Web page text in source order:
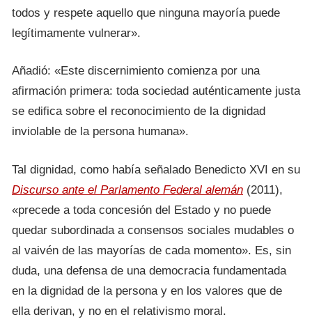
todos y respete aquello que ninguna mayoría puede
legítimamente vulnerar».
Añadió: «Este discernimiento comienza por una
afirmación primera: toda sociedad auténticamente justa
se edifica sobre el reconocimiento de la dignidad
inviolable de la persona humana».
Tal dignidad, como había señalado Benedicto XVI en su
Discurso ante el Parlamento Federal alemán (2011),
«precede a toda concesión del Estado y no puede
quedar subordinada a consensos sociales mudables o
al vaivén de las mayorías de cada momento». Es, sin
duda, una defensa de una democracia fundamentada
en la dignidad de la persona y en los valores que de
ella derivan, y no en el relativismo moral.